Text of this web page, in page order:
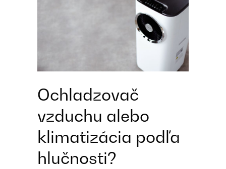
Ochladzovač
vzduchu alebo
klimatizácia podľa
hlučnosti?